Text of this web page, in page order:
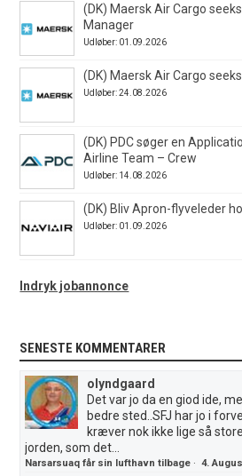
(DK) Maersk Air Cargo
Manager
Udløber: 01.09.2026
(DK) Maersk Air Cargo
Udløber: 24.08.2026
(DK) PDC søger en
Airline Team – Crew
Udløber: 14.08.2026
(DK) Bliv Apron-flyveleder
Udløber: 01.09.2026
Indryk jobannonce
SENESTE KOMMENTARER
olyndgaard
Det var jo da en giod ide,
bedre sted..SFJ har jo i
kræver nok ikke lige så
jorden, som det...
Narsarsuaq får sin lufthavn tilbage ·4.